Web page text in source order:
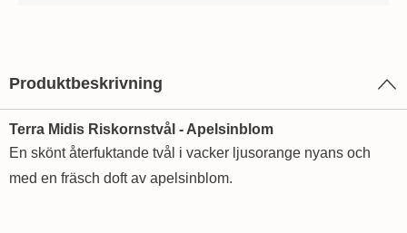
Produktbeskrivning
Terra Midis Riskornstvål - Apelsinblom
En skönt återfuktande tvål i vacker ljusorange nyans och
med en fräsch doft av apelsinblom.